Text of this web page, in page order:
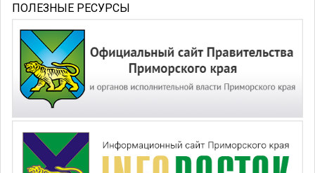
ПОЛЕЗНЫЕ РЕСУРСЫ